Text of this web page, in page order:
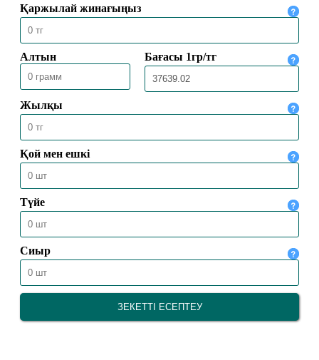
ПОЧЕМУ САЛАФИТЫ ОТРИЦАЮТ
МАТУРИДИ?
15.07.2026